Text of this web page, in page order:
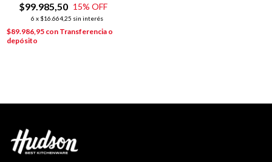
$99.985,50 15% OFF
6 x $16.664,25 sin interés
$89.986,95 con Transferencia o
depósito